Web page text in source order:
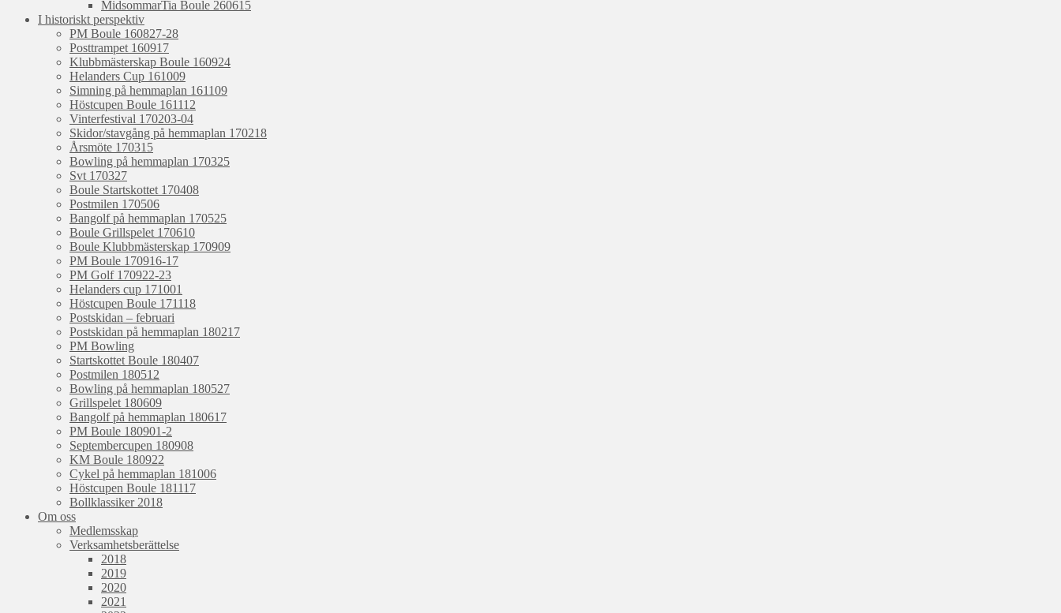
MidsommarTia Boule 260615
I historiskt perspektiv
PM Boule 160827-28
Posttrampet 160917
Klubbmästerskap Boule 160924
Helanders Cup 161009
Simning på hemmaplan 161109
Höstcupen Boule 161112
Vinterfestival 170203-04
Skidor/stavgång på hemmaplan 170218
Årsmöte 170315
Bowling på hemmaplan 170325
Svt 170327
Boule Startskottet 170408
Postmilen 170506
Bangolf på hemmaplan 170525
Boule Grillspelet 170610
Boule Klubbmästerskap 170909
PM Boule 170916-17
PM Golf 170922-23
Helanders cup 171001
Höstcupen Boule 171118
Postskidan – februari
Postskidan på hemmaplan 180217
PM Bowling
Startskottet Boule 180407
Postmilen 180512
Bowling på hemmaplan 180527
Grillspelet 180609
Bangolf på hemmaplan 180617
PM Boule 180901-2
Septembercupen 180908
KM Boule 180922
Cykel på hemmaplan 181006
Höstcupen Boule 181117
Bollklassiker 2018
Om oss
Medlemsskap
Verksamhetsberättelse
2018
2019
2020
2021